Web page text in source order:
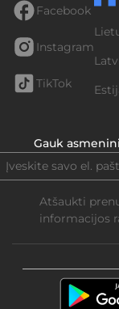
Facebook
Instagram
TikTok
Gauk
Atšaukti
informacijos